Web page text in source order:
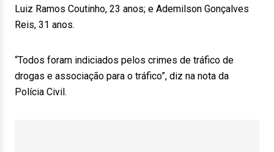
Luiz Ramos Coutinho, 23 anos; e Ademilson Gonçalves
Reis, 31 anos.
“Todos foram indiciados pelos crimes de tráfico de
drogas e associação para o tráfico”, diz na nota da
Polícia Civil.